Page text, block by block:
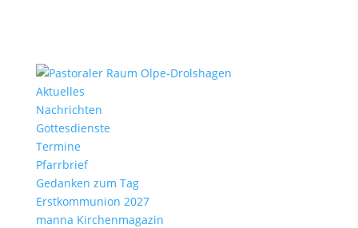
Aktu­elles
Nach­richten
Gottes­dienste
Termine
Pfarr­brief
Gedanken zum Tag
Erst­kom­mu­nion 2027
manna Kirchen­ma­gazin